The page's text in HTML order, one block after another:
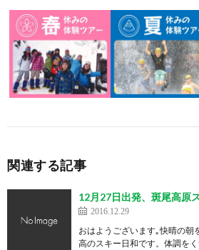
関連する記事
12月27日出発、斑尾高原
2016.12.29
おはようございます｡快晴の朝
高のスキー日和です。体調を